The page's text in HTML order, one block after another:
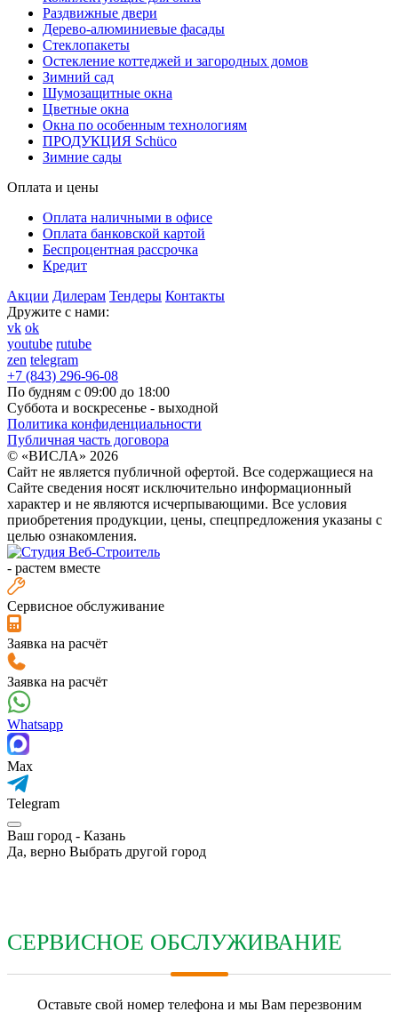
Раздвижные двери
Дерево-алюминиевые фасады
Стеклопакеты
Остекление коттеджей и загородных домов
Зимний сад
Шумозащитные окна
Цветные окна
Окна по особенным технологиям
ПРОДУКЦИЯ Schüco
Зимние сады
Оплата и цены
Оплата наличными в офисе
Оплата банковской картой
Беспроцентная рассрочка
Кредит
Акции Дилерам Тендеры Контакты
Дружите с нами:
vk ok
youtube rutube
zen telegram
+7 (843) 296-96-08
По будням с 09:00 до 18:00
Суббота и воскресенье - выходной
Политика конфиденциальности
Публичная часть договора
© «ВИСЛА» 2026
Сайт не является публичной офертой. Все содержащиеся на
Сайте сведения носят исключительно информационный
характер и не являются исчерпывающими. Все условия
приобретения продукции, цены, спецпредложения указаны с
целью ознакомления.
- растем вместе
Сервисное обслуживание
Заявка на расчёт
Заявка на расчёт
Whatsapp
Max
Telegram
Ваш город - Казань
Да, верно Выбрать другой город
СЕРВИСНОЕ ОБСЛУЖИВАНИЕ
Оставьте свой номер телефона и мы Вам перезвоним